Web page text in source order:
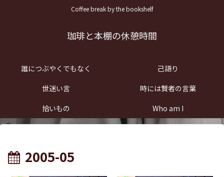
Coffee break by the bookshelf
珈琲と本棚の休憩時間
誰につぶやくでもなく
己語り
世迷い言
時には賢者の言葉
拾いもの
Who am I
2005-05